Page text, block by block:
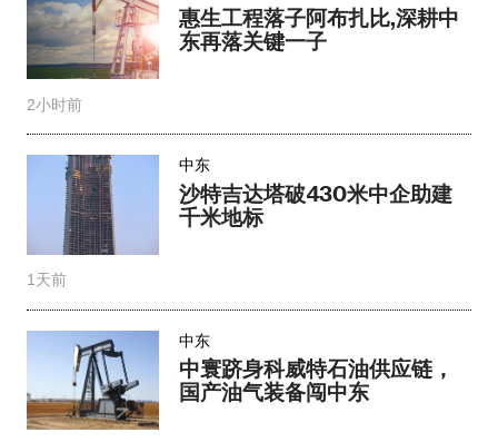
惠生工程落子阿布扎比,深耕中
东再落关键一子
2小时前
中东
沙特吉达塔破430米中企助建
千米地标
1天前
中东
中寰跻身科威特石油供应链，
国产油气装备闯中东